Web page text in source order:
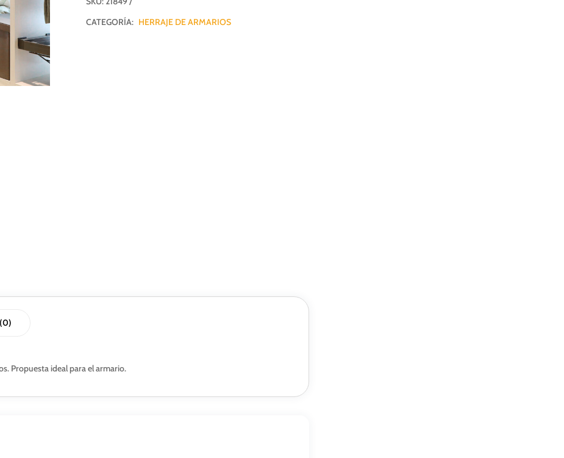
cantidad
CATEGORÍA: HERRAJE DE ARMARIOS
Propuesta ideal para el armario.